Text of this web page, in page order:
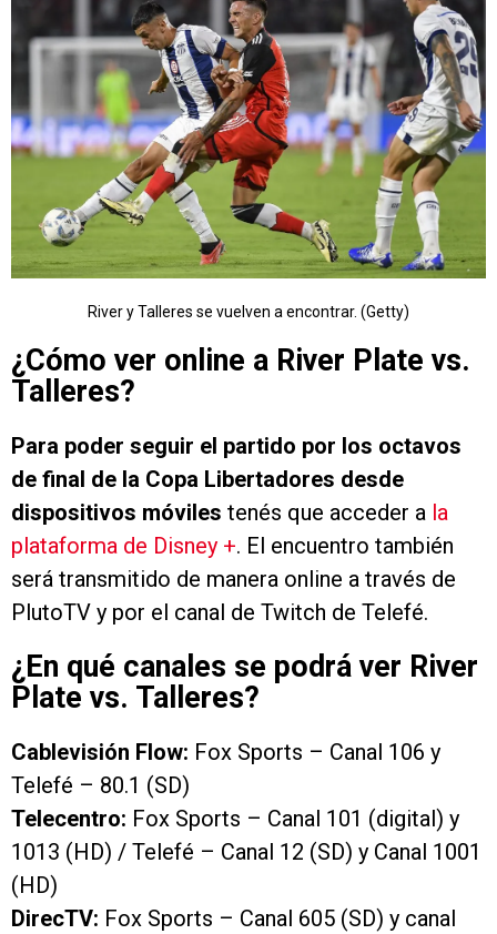
River y Talleres se vuelven a encontrar. (Getty)
¿Cómo ver online a River Plate vs.
Talleres?
Para poder seguir el partido por los octavos
de final de la Copa Libertadores desde
dispositivos móviles tenés que acceder a la
plataforma de Disney +. El encuentro también
será transmitido de manera online a través de
PlutoTV y por el canal de Twitch de Telefé.
¿En qué canales se podrá ver River
Plate vs. Talleres?
Cablevisión Flow: Fox Sports – Canal 106 y
Telefé – 80.1 (SD)
Telecentro: Fox Sports – Canal 101 (digital) y
1013 (HD) / Telefé – Canal 12 (SD) y Canal 1001
(HD)
DirecTV: Fox Sports – Canal 605 (SD) y canal